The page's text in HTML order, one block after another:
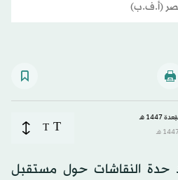
(أ.ف.ب)
T
T
حدة النقاشات حول مستقبل